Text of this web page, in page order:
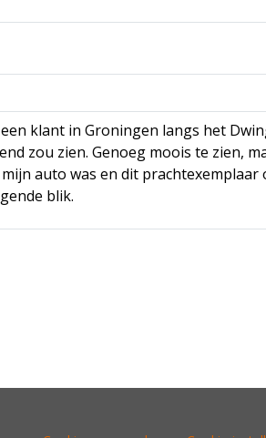
klant in Groningen langs het
zou zien. Genoeg moois te zien,
auto was en dit prachtexemplaar
blik.